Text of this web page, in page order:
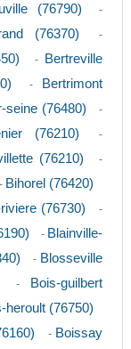
(76790) -
(76370) -
-
Bertreville
-
Bertrimont
seine (76480) -
(76210) -
(76210) -
- Bihorel (76420)
(76730) -
- Blainville-
- Blosseville
-
Bois-guilbert
heroult (76750)
- Boissay